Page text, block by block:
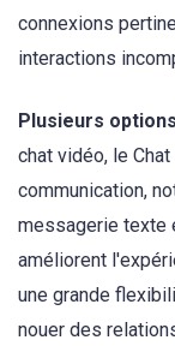
connexions
interactions
Plusieurs
chat vidéo, le
communication,
messagerie texte
améliorent
une grande
nouer des